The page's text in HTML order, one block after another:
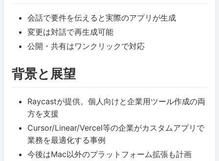
会話で要件を伝えると実際のアプリが生成
変更は対話で再生成可能
公開・共有はワンクリックで対応
背景と展望
Raycastが提供。個人向けと企業用ツール作成の両
方を支援
Cursor/Linear/Vercel等の企業がカスタムアプリで
業務を最適化する事例
今後はMac以外のプラットフォーム拡張も計画